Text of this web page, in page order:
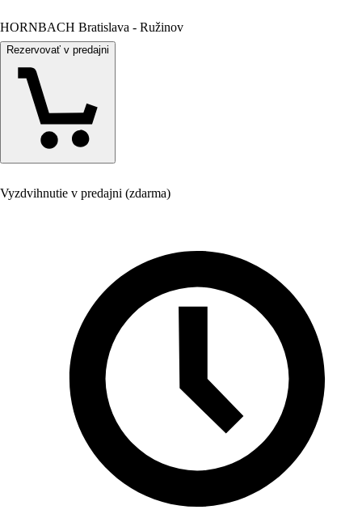
HORNBACH Bratislava - Ružinov
Rezervovať v predajni
Vyzdvihnutie v predajni (zdarma)